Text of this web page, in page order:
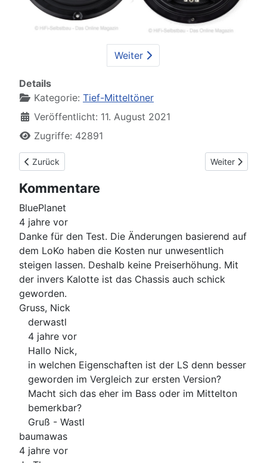
Weiter
Details
Kategorie: Tief-Mitteltöner
Veröffentlicht: 11. August 2021
Zugriffe: 42891
Vorheriger Beitrag: Faital 5FE120-8
Zurück Nächster
Weiter
Kommentare
BluePlanet
4 jahre vor
Danke für den Test. Die Änderungen basierend auf
dem LoKo haben die Kosten nur unwesentlich
steigen lassen. Deshalb keine Preiserhöhung. Mit
der invers Kalotte ist das Chassis auch schick
geworden.
Gruss, Nick
derwastl
4 jahre vor
Hallo Nick,
in welchen Eigenschaften ist der LS denn besser
geworden im Vergleich zur ersten Version?
Macht sich das eher im Bass oder im Mittelton
bemerkbar?
Gruß - Wastl
baumawas
4 jahre vor